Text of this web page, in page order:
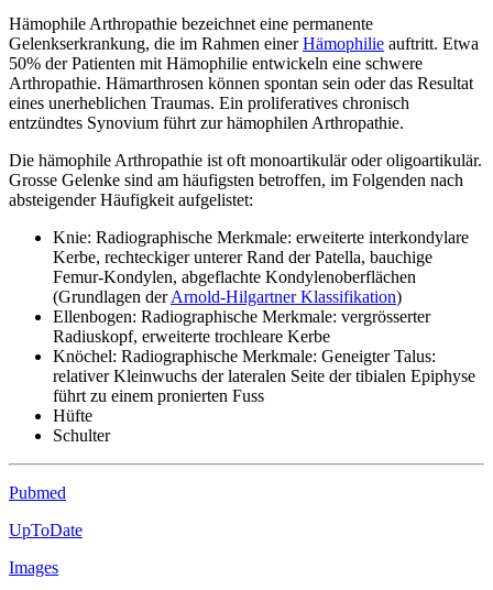
Hämophile Arthropathie bezeichnet eine permanente
Gelenkserkrankung, die im Rahmen einerHämophilie auftritt. Etwa
50% der Patienten mit Hämophilie entwickeln eine schwere
Arthropathie. Hämarthrosen können spontan sein oder das Resultat
eines unerheblichen Traumas. Ein proliferatives chronisch
entzündtes Synovium führt zur hämophilen Arthropathie.
Die hämophile Arthropathie ist oft monoartikulär oder oligoartikulär.
Grosse Gelenke sind am häufigsten betroffen, im Folgenden nach
absteigender Häufigkeit aufgelistet:
Knie: Radiographische Merkmale: erweiterte interkondylare
Kerbe, rechteckiger unterer Rand der Patella, bauchige
Femur-Kondylen, abgeflachte Kondylenoberflächen
(Grundlagen derArnold-Hilgartner Klassifikation)
Ellenbogen: Radiographische Merkmale: vergrösserter
Radiuskopf, erweiterte trochleare Kerbe
Knöchel: Radiographische Merkmale: Geneigter Talus:
relativer Kleinwuchs der lateralen Seite der tibialen Epiphyse
führt zu einem pronierten Fuss
Hüfte
Schulter
Pubmed
UpToDate
Images